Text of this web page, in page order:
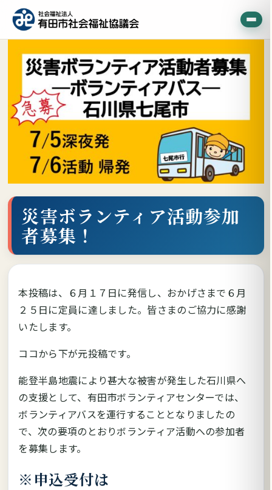
災害ボランティア活動参加
者募集！
本投稿は、６月１７日に発信し、おかげさまで６月
２５日に定員に達しました。皆さまのご協力に感謝
いたします。
ココから下が元投稿です。
能登半島地震により甚大な被害が発生した石川県へ
の支援として、有田市ボランティアセンターでは、
ボランティアバスを運行することとなりましたの
で、次の要項のとおりボランティア活動への参加者
を募集します。
※申込受付は